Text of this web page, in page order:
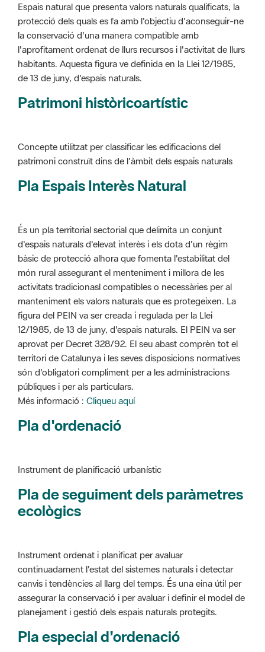
l'aprofitament ordenat de llurs recursos i l'activitat de llurs
habitants. Aquesta figura ve definida en la Llei 12/1985,
de 13 de juny, d'espais naturals.
Patrimoni històricoartístic
Concepte utilitzat per classificar les edificacions del
Pla Espais Interès Natural
És un pla territorial sectorial que delimita un conjunt
món rural assegurant el menteniment i millora de les
activitats tradicionasl compatibles o necessàries per al
manteniment els valors naturals que es protegeixen. La
figura del PEIN va ser creada i regulada per la Llei
12/1985, de 13 de juny, d'espais naturals. El PEIN va ser
aprovat per Decret 328/92. El seu abast comprèn tot el
territori de Catalunya i les seves disposicions normatives
són d'obligatori compliment per a les administracions
públiques i per als particulars.
Més informació :Cliqueu aquí
Pla d'ordenació
Instrument de planificació urbanístic
ecològics
Instrument ordenat i planificat per avaluar
assegurar la conservació i per avaluar i definir el model de
planejament i gestió dels espais naturals protegits.
Pla especial d'ordenació
Instrument de planificació urbanístic